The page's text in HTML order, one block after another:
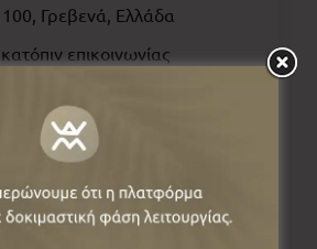
Γρεβενά, Ελλάδα
επικοινωνίας